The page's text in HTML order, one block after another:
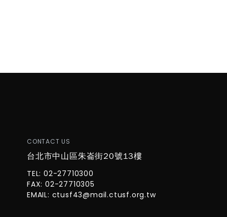
CONTACT US
台北市中山區朱崙街20號13樓
TEL: 02-27710300
FAX: 02-27710305
EMAIL: ctusf43@mail.ctusf.org.tw